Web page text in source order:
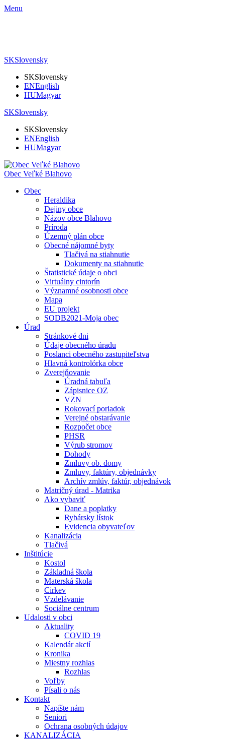
Menu
SKSlovensky
SKSlovensky
ENEnglish
HUMagyar
SKSlovensky
SKSlovensky
ENEnglish
HUMagyar
Obec Veľké Blahovo
Obec
Heraldika
Dejiny obce
Názov obce Blahovo
Príroda
Územný plán obce
Obecné nájomné byty
Tlačivá na stiahnutie
Dokumenty na stiahnutie
Štatistické údaje o obci
Virtuálny cintorín
Významné osobnosti obce
Mapa
EU projekt
SODB2021-Moja obec
Úrad
Stránkové dni
Údaje obecného úradu
Poslanci obecného zastupiteľstva
Hlavná kontrolórka obce
Zverejňovanie
Úradná tabuľa
Zápisnice OZ
VZN
Rokovací poriadok
Verejné obstarávanie
Rozpočet obce
PHSR
Výrub stromov
Dohody
Zmluvy ob. domy
Zmluvy, faktúry, objednávky
Archív zmlúv, faktúr, objednávok
Matričný úrad - Matrika
Ako vybaviť
Dane a poplatky
Rybársky lístok
Evidencia obyvateľov
Kanalizácia
Tlačivá
Inštitúcie
Kostol
Základná škola
Materská škola
Cirkev
Vzdelávanie
Sociálne centrum
Udalosti v obci
Aktuality
COVID 19
Kalendár akcií
Kronika
Miestny rozhlas
Rozhlas
Voľby
Písali o nás
Kontakt
Napíšte nám
Seniori
Ochrana osobných údajov
KANALIZÁCIA